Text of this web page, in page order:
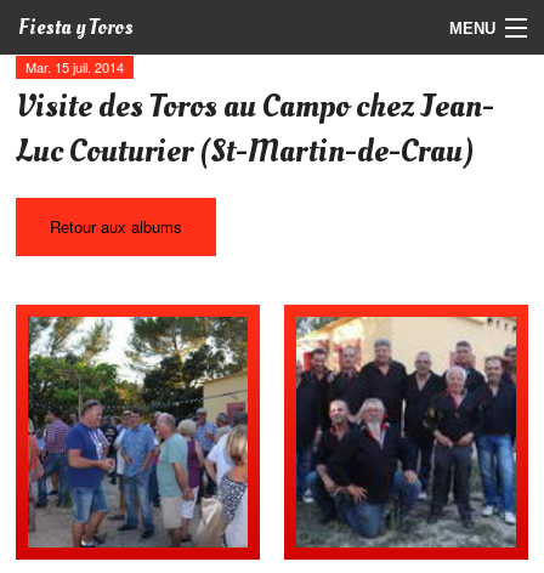
Fiesta y Toros MENU
Programme
Billetterie
Vidéos
Partenaires
Contact
Mar. 15 juil. 2014
Visite des Toros au Campo chez Jean-
Luc Couturier (St-Martin-de-Crau)
Retour aux albums